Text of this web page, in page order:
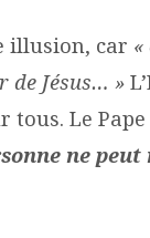
illusion, car
de Jésus… »
Le
ne peut